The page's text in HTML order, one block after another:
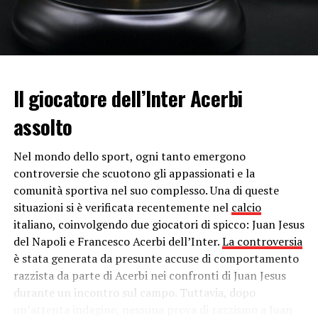
Colapesce & Dimartino
Coma_Cose
Francesca Michielin e Fedez
Francesco Renga
Ghemon
Irama
Madame
Maneskin
Max Gazzè
Il giocatore dell’Inter Acerbi
assolto
Nel mondo dello sport, ogni tanto emergono
controversie che scuotono gli appassionati e la
comunità sportiva nel suo complesso. Una di queste
situazioni si è verificata recentemente nel calcio
italiano, coinvolgendo due giocatori di spicco: Juan Jesus
del Napoli e Francesco Acerbi dell’Inter.La controversia
è stata generata da presunte accuse di comportamento
razzista da parte di Acerbi nei confronti di Juan Jesus
durante un incontro sul campo. Tuttavia, dopo